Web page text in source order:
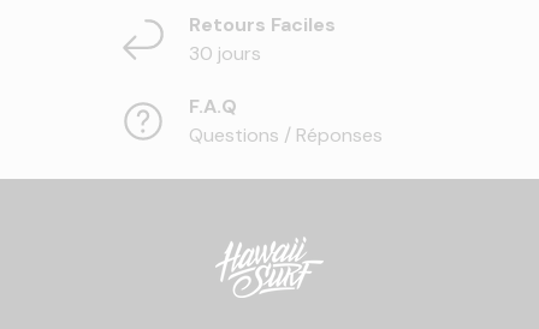
Retours Faciles
30 jours
F.A.Q
Questions / Réponses